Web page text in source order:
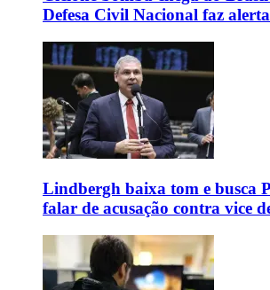
Defesa Civil Nacional faz alerta
Lindbergh baixa tom e busca
falar de acusação contra vice